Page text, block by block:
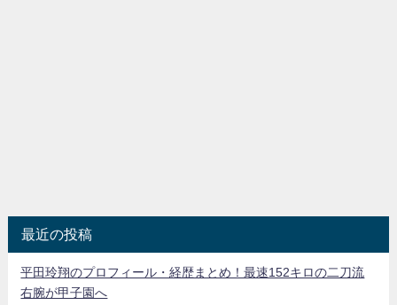
最近の投稿
平田玲翔のプロフィール・経歴まとめ！最速152キロの二刀流
右腕が甲子園へ